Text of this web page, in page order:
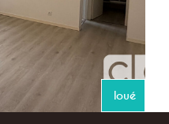
loué